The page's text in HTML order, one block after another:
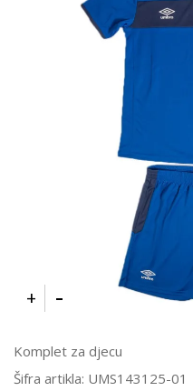
Komplet za djecu
Šifra artikla: UMS143125-01